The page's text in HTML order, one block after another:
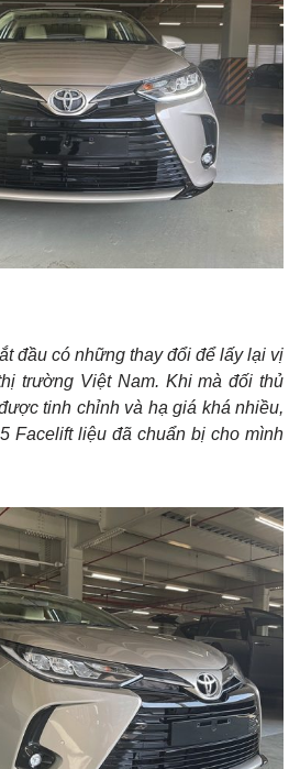
đầu có những thay đổi để lấy lại vị
trường Việt Nam. Khi mà đối thủ
tinh chỉnh và hạ giá khá nhiều,
Facelift liệu đã chuẩn bị cho mình